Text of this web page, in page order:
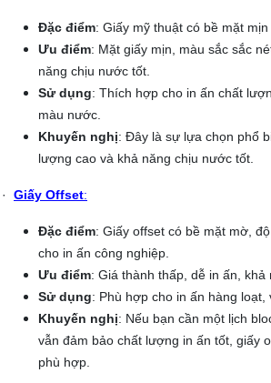
Đặc điểm: Giấy mỹ thuật có bề mặt
Ưu điểm: Mặt giấy mịn, màu sắc sắc
năng chịu nước tốt.
Sử dụng: Thích hợp cho in ấn chất
màu nước.
Khuyến nghị: Đây là sự lựa chọn phổ
lượng cao và khả năng chịu nước tốt.
· Giấy Offset:
Đặc điểm: Giấy offset có bề mặt mờ,
cho in ấn công nghiệp.
Ưu điểm: Giá thành thấp, dễ in ấn, khả
Sử dụng: Phù hợp cho in ấn hàng loạt,
Khuyến nghị: Nếu bạn cần một lịch
vẫn đảm bảo chất lượng in ấn tốt, giấy
phù hợp.